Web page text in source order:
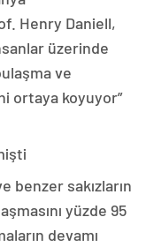
Henry Daniell,
üzerinde
ve
ortaya koyuyor”
benzer sakızların
yüzde 95
devamı